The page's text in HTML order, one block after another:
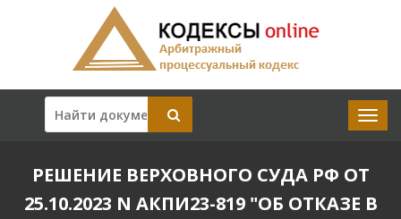
РЕШЕНИЕ ВЕРХОВНОГО СУДА РФ ОТ
25.10.2023 N АКПИ23-819 "ОБ ОТКАЗЕ В